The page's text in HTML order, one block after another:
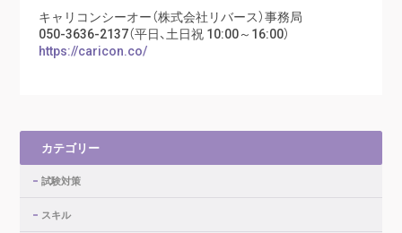
キャリコンシーオー（株式会社リバース）事務局
050-3636-2137（平日、土日祝 10:00～16:00）
https://caricon.co/
カテゴリー
試験対策
スキル